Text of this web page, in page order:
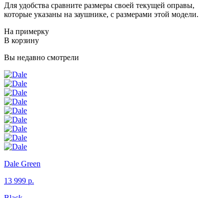
Для удобства сравните размеры своей текущей оправы,
которые указаны на заушнике, с размерами этой модели.
На примерку
В корзину
Вы недавно смотрели
Dale Green
13 999 р.